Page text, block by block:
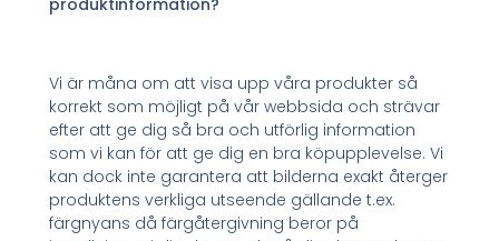
Vi är måna om att visa upp våra produkter så
korrekt som möjligt på vår webbsida och strävar
efter att ge dig så bra och utförlig information
som vi kan för att ge dig en bra köpupplevelse. Vi
kan dock inte garantera att bilderna exakt återger
produktens verkliga utseende gällande t.ex.
färgnyans då färgåtergivning beror på